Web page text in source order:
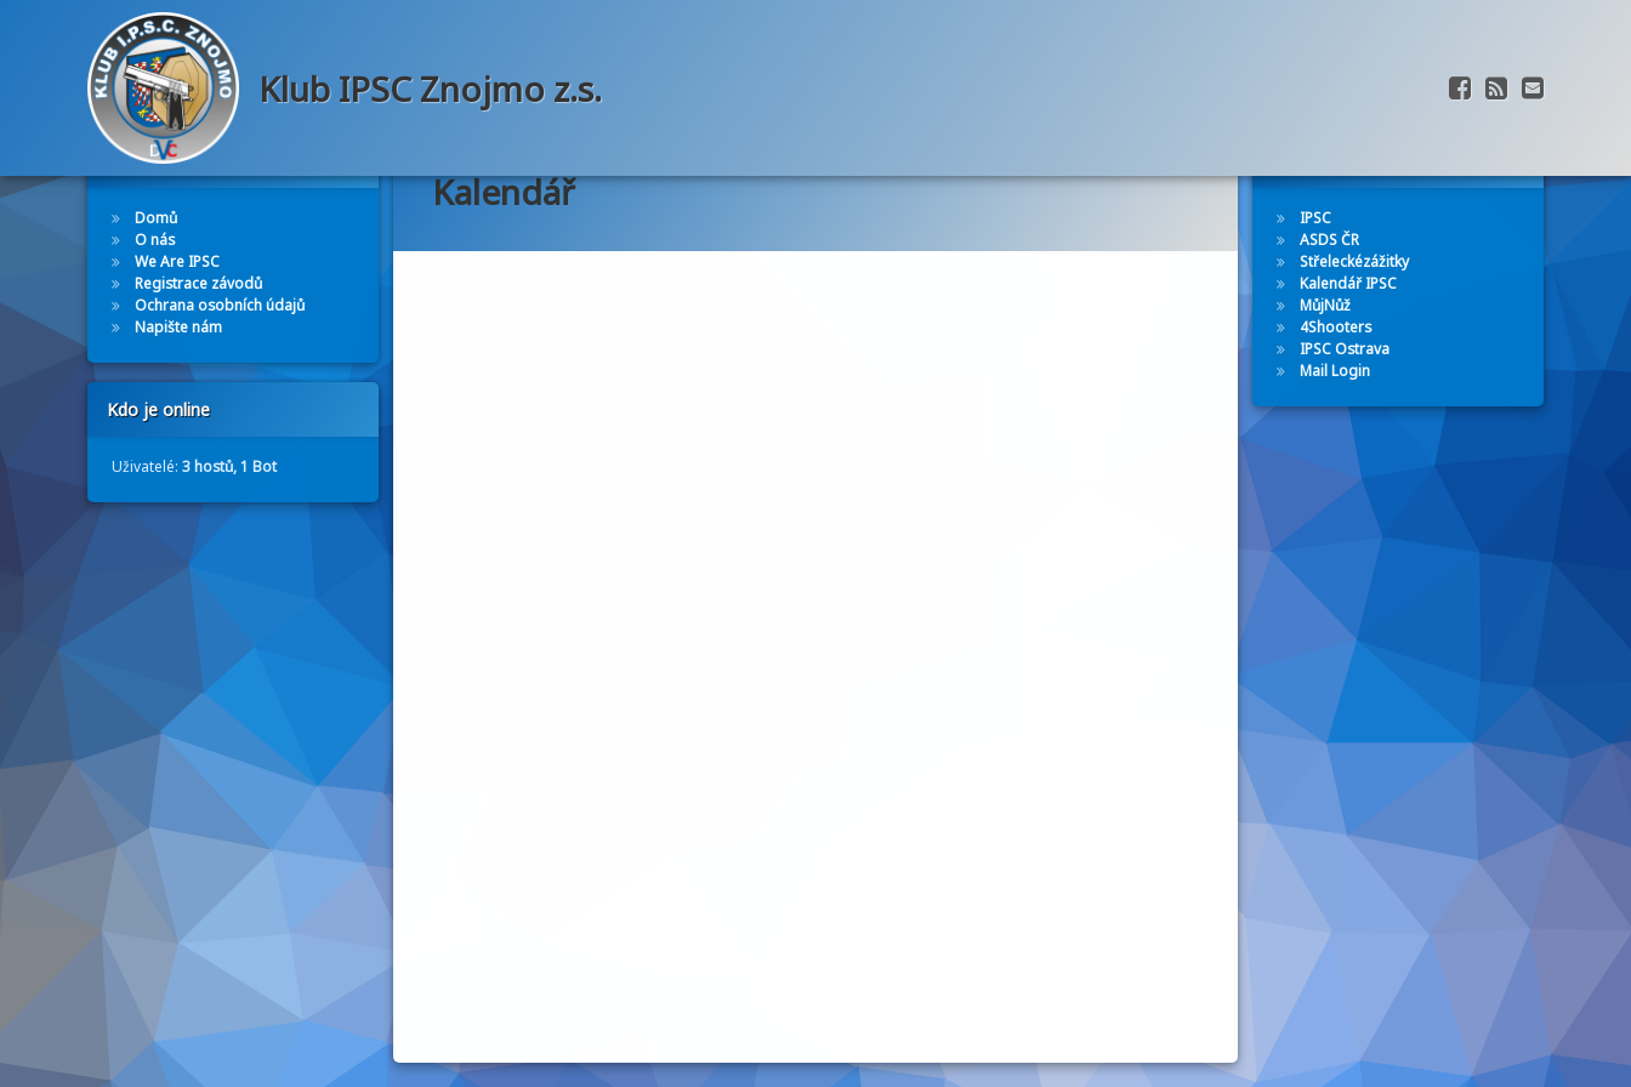
webu
Klub IPSC Znojmo z.s. Tel: Facebook
RSSE-mail
Kalendář
Navigační menu
Domů
O nás
We Are IPSC
Registrace závodů
Ochrana osobních údajů
Napište nám
Kdo je online
Uživatelé: 3 hostů, 1 Bot
IPSC
ASDS ČR
Střeleckézážitky
Kalendář IPSC
MůjNůž
4Shooters
IPSC Ostrava
Mail Login